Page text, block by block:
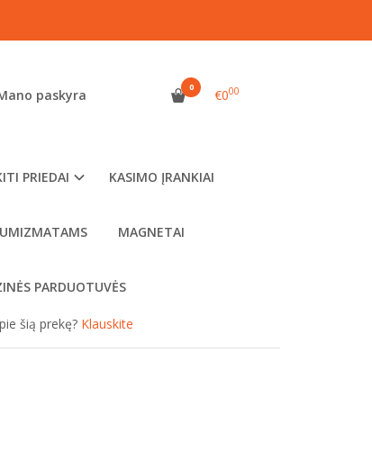
paskyra 0 €000
PRIEDAI KASIMO ĮRANKIAI
MAGNETAI
PARDUOTUVĖS
KHZ
šią prekę? Klauskite